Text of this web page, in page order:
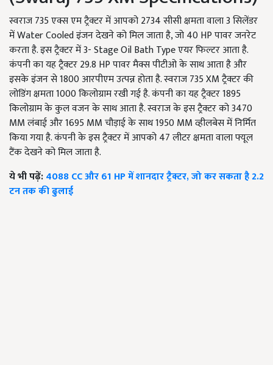
स्वराज 735 एक्स एम ट्रैक्टर में आपको 2734 सीसी क्षमता वाला 3 सिलेंडर
में Water Cooled इंजन देखने को मिल जाता है, जो 40 HP पावर जनरेट
करता है. इस ट्रैक्टर में 3- Stage Oil Bath Type एयर फिल्टर आता है.
कंपनी का यह ट्रैक्टर 29.8 HP पावर मैक्स पीटीओ के साथ आता है और
इसके इंजन से 1800 आरपीएम उत्पन्न होता है. स्वराज 735 XM ट्रैक्टर की
लोडिंग क्षमता 1000 किलोग्राम रखी गई है. कंपनी का यह ट्रैक्टर 1895
किलोग्राम के कुल वजन के साथ आता है. स्वराज के इस ट्रैक्टर को 3470
MM लंबाई और 1695 MM चौड़ाई के साथ 1950 MM व्हीलबेस में निर्मित
किया गया है. कंपनी के इस ट्रैक्टर में आपको 47 लीटर क्षमता वाला फ्यूल
टैंक देखने को मिल जाता है.
ये भी पढ़ें:4088 CC और 61 HP में शानदार ट्रैक्टर, जो कर सकता है 2.2
टन तक की ढुलाई